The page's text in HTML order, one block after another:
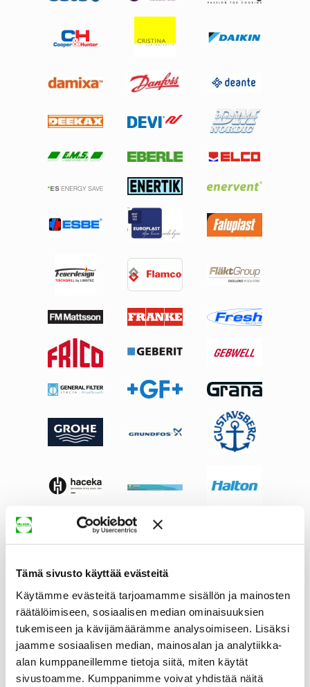
Tämä sivusto käyttää evästeitä
Käytämme evästeitä tarjoamamme sisällön ja mainosten
räätälöimiseen, sosiaalisen median ominaisuuksien
tukemiseen ja kävijämäärämme analysoimiseen. Lisäksi
jaamme sosiaalisen median, mainosalan ja analytiikka-
alan kumppaneillemme tietoja siitä, miten käytät
sivustoamme. Kumppanimme voivat yhdistää näitä